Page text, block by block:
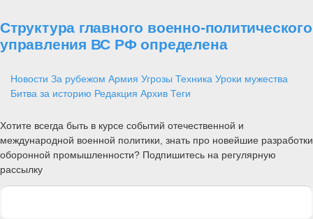
Структура главного военно-политического
управления ВС РФ определена
Новости За рубежом Армия Угрозы Техника Уроки мужества
Битва за историю Редакция Архив Теги
Хотите всегда быть в курсе событий отечественной и
международной военной политики, знать про новейшие разработки
оборонной промышленности? Подпишитесь на регулярную
рассылку